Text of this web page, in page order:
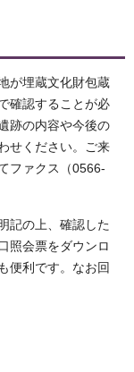
が埋蔵文化財包蔵
確認することが必
跡の内容や今後の
せください。ご来
ファクス（0566-
記の上、確認した
照会票をダウンロ
便利です。なお回